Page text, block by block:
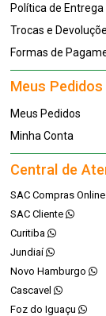
Política de Entrega
Trocas e
Formas de
Meus Pedidos
Meus Pedidos
Minha Conta
Central de
SAC Compras
SAC Cliente
Curitiba
Jundiaí
Novo Hamburgo
Cascavel
Foz do Iguaçu